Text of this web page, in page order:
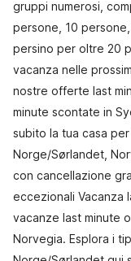
gruppi numerosi,
persone, 10
persino per oltre 20
vacanza nelle
nostre offerte last
minute scontate in
subito la tua casa
Norge/Sørlandet,
con cancellazione
eccezionali Vacanza
vacanze last minute
Norvegia. Esplora i